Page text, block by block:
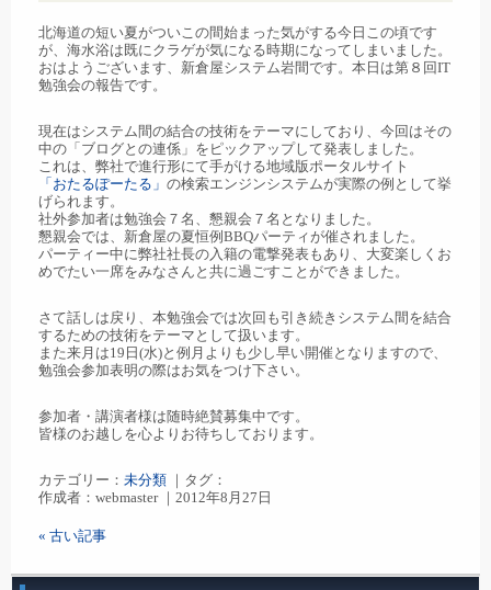
北海道の短い夏がついこの間始まった気がする今日この頃です
が、海水浴は既にクラゲが気になる時期になってしまいました。
おはようございます、新倉屋システム岩間です。本日は第８回IT
勉強会の報告です。
現在はシステム間の結合の技術をテーマにしており、今回はその
中の「ブログとの連係」をピックアップして発表しました。
これは、弊社で進行形にて手がける地域版ポータルサイト
「おたるぽーたる」 の検索エンジンシステムが実際の例として挙
げられます。
社外参加者は勉強会７名、懇親会７名となりました。
懇親会では、新倉屋の夏恒例BBQパーティが催されました。
パーティー中に弊社社長の入籍の電撃発表もあり、大変楽しくお
めでたい一席をみなさんと共に過ごすことができました。
さて話しは戻り、本勉強会では次回も引き続きシステム間を結合
するための技術をテーマとして扱います。
また来月は19日(水)と例月よりも少し早い開催となりますので、
勉強会参加表明の際はお気をつけ下さい。
参加者・講演者様は随時絶賛募集中です。
皆様のお越しを心よりお待ちしております。
カテゴリー： 未分類 ｜タグ：
作成者：webmaster ｜2012年8月27日
« 古い記事